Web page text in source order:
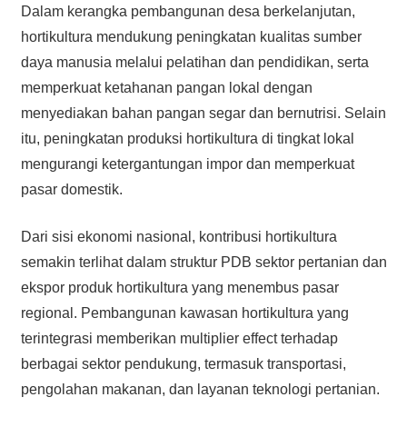
Dalam kerangka pembangunan desa berkelanjutan,
hortikultura mendukung peningkatan kualitas sumber
daya manusia melalui pelatihan dan pendidikan, serta
memperkuat ketahanan pangan lokal dengan
menyediakan bahan pangan segar dan bernutrisi. Selain
itu, peningkatan produksi hortikultura di tingkat lokal
mengurangi ketergantungan impor dan memperkuat
pasar domestik.
Dari sisi ekonomi nasional, kontribusi hortikultura
semakin terlihat dalam struktur PDB sektor pertanian dan
ekspor produk hortikultura yang menembus pasar
regional. Pembangunan kawasan hortikultura yang
terintegrasi memberikan multiplier effect terhadap
berbagai sektor pendukung, termasuk transportasi,
pengolahan makanan, dan layanan teknologi pertanian.